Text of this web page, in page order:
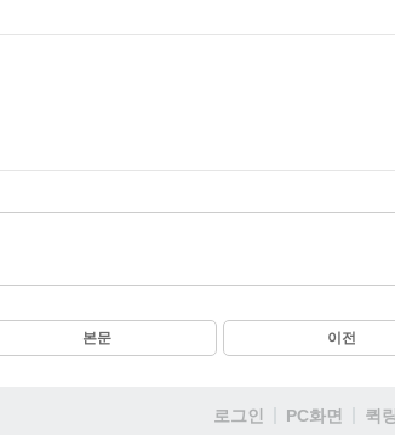
본문 이전
로그인 PC화면 퀵